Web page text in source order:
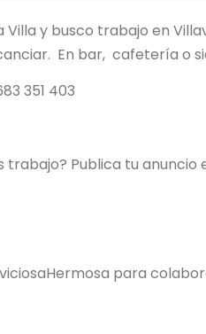
Villa y busco trabajo en
En bar, cafetería o
351 403
trabajo? Publica tu anuncio
para